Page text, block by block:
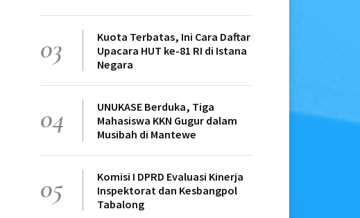
03
Kuota Terbatas, Ini Cara Daftar
Upacara HUT ke-81 RI di Istana
Negara
04
UNUKASE Berduka, Tiga
Mahasiswa KKN Gugur dalam
Musibah di Mantewe
05
Komisi I DPRD Evaluasi Kinerja
Inspektorat dan Kesbangpol
Tabalong